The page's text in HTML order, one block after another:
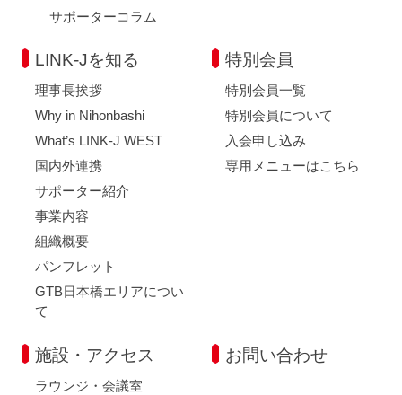
サポーターコラム
LINK-Jを知る
理事長挨拶
Why in Nihonbashi
What’s LINK-J WEST
国内外連携
サポーター紹介
事業内容
組織概要
パンフレット
GTB日本橋エリアについ
て
特別会員
特別会員一覧
特別会員について
入会申し込み
専用メニューはこちら
施設・アクセス
ラウンジ・会議室
お問い合わせ